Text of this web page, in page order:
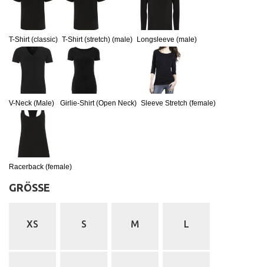
T-Shirt (classic) T-Shirt (stretch) (male) Longsleeve (male)
V-Neck (Male) Girlie-Shirt (Open Neck) Sleeve Stretch (female)
Racerback (female)
GRÖSSE
XS S M L